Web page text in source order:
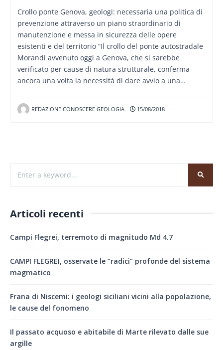
Crollo ponte Genova, geologi: necessaria una politica di
prevenzione attraverso un piano straordinario di
manutenzione e messa in sicurezza delle opere
esistenti e del territorio “Il crollo del ponte autostradale
Morandi avvenuto oggi a Genova, che si sarebbe
verificato per cause di natura strutturale, conferma
ancora una volta la necessità di dare avvio a una…
REDAZIONE CONOSCERE GEOLOGIA 15/08/2018
Articoli recenti
Campi Flegrei, terremoto di magnitudo Md 4.7
CAMPI FLEGREI, osservate le “radici” profonde del sistema
magmatico
Frana di Niscemi: i geologi siciliani vicini alla popolazione,
le cause del fonomeno
Il passato acquoso e abitabile di Marte rilevato dalle sue
argille